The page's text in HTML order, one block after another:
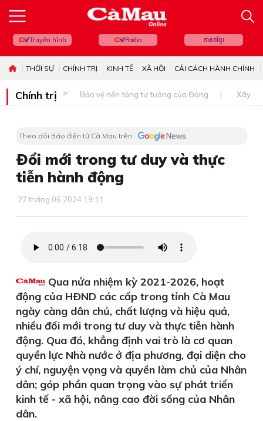
Truyền hình Radio ភាសាខ្មែរ
THỜI SỰ CHÍNH TRỊ KINH TẾ XÃ HỘI CẢI CÁCH HÀNH CHÍNH
Chính trị Bảo vệ nền tảng tư tưởng của Đảng Xây
Theo dõi Báo điện tử Cà Mau trên
Ðổi mới trong tư duy và thực
tiễn hành động
27 tháng 06 2024 19:11
Qua nửa nhiệm kỳ 2021-2026, hoạt
động của HÐND các cấp trong tỉnh Cà Mau
ngày càng dân chủ, chất lượng và hiệu quả,
nhiều đổi mới trong tư duy và thực tiễn hành
động. Qua đó, khẳng định vai trò là cơ quan
quyền lực Nhà nước ở địa phương, đại diện cho
ý chí, nguyện vọng và quyền làm chủ của Nhân
dân; góp phần quan trọng vào sự phát triển
kinh tế - xã hội, nâng cao đời sống của Nhân
dân.